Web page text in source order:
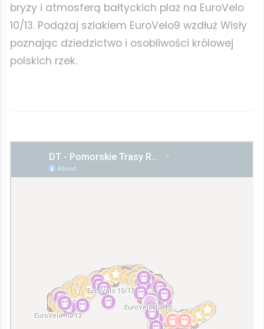
bryzy i atmosferą bałtyckich plaż na EuroVelo
10/13. Podążaj szlakiem EuroVelo9 wzdłuż Wisły
poznając dziedzictwo i osobliwości królowej
polskich rzek.